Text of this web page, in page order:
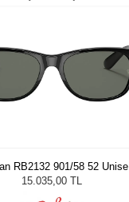
RB2132 901/58 52 Unisex
Güneş Gözlüğü
15.035,00 TL